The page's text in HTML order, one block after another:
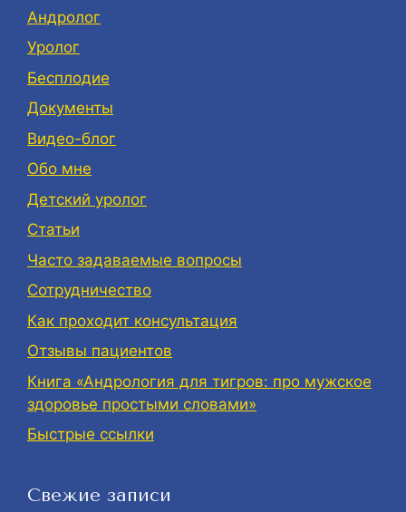
Андролог
Уролог
Бесплодие
Документы
Видео-блог
Обо мне
Детский уролог
Статьи
Часто задаваемые вопросы
Сотрудничество
Как проходит консультация
Отзывы пациентов
Книга «Андрология для тигров: про мужское
здоровье простыми словами»
Быстрые ссылки
Свежие записи